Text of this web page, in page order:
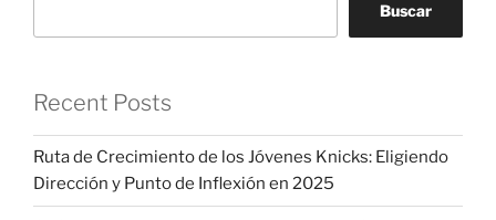
Buscar
Recent Posts
Ruta de Crecimiento de los Jóvenes Knicks: Eligiendo
Dirección y Punto de Inflexión en 2025